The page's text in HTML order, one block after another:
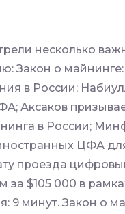
несколько
Закон о
в России;
Аксаков
в России;
ЦФА
проезда
за $105 000 в
9 минут. Закон о